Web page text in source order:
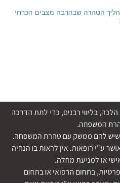
הטהרה שבהרבה מצבים הכרחי
בליווי רבנים, כדי לתת הדרכה
המשפחה.
שיש להם ממשק עם טהרת המשפחה.
ע"י רופאות. אין לראות בו הנחיה
או למניעת מחלה.
בתחום הרפואי או בתחום